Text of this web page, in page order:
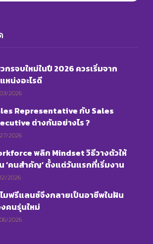
กรจบใหม่ในปี 2026 ควรเริ่มจาก
หน่งอะไรดี
2026
Representative กับ Sales
ต่างกันอย่างไร ?
2026
พลิก Mindset วิธีวางตัวให้
‘คนสำคัญ’ ตั้งแต่วันแรกที่เริ่มงาน
2026
มฟรีแลนซ์จึงกลายเป็นอาชีพในฝัน
คนรุ่นใหม่
2026